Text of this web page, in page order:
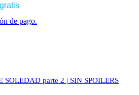
de pago.
SOLEDAD parte 2 | SIN SPOILERS